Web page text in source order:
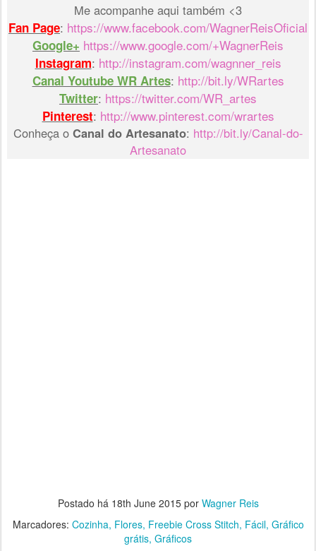
Me acompanhe aqui também <3
Fan Page: https://www.facebook.com/WagnerReisOficial
Google+ https://www.google.com/+WagnerReis
Instagram: http://instagram.com/wagnner_reis
Canal Youtube WR Artes: http://bit.ly/WRartes
Twitter: https://twitter.com/WR_artes
Pinterest: http://www.pinterest.com/wrartes
Conheça o Canal do Artesanato: http://bit.ly/Canal-do-
Artesanato
Postado há 18th June 2015por Wagner Reis
Marcadores: Cozinha Flores Freebie Cross Stitch Fácil Gráfico
grátis Gráficos